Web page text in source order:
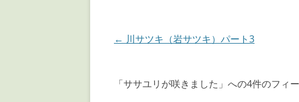
投
ナ
← 川サツキ（岩サツキ）パート3
「ササユリが咲きました 」への4件のフィ